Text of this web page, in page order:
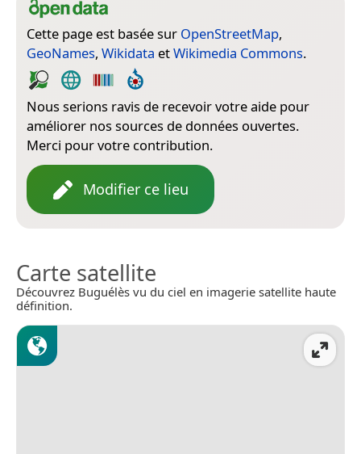
Cette page est basée sur OpenStreetMap,
GeoNames, Wikidata etWikimedia Commons.
Nous serions ravis de recevoir votre aide pour
améliorer nos sources de données ouvertes.
Merci pour votre contribution.
Modifier ce lieu
Carte satellite
Découvrez Buguélès vu du ciel en imagerie satellite haute
définition.